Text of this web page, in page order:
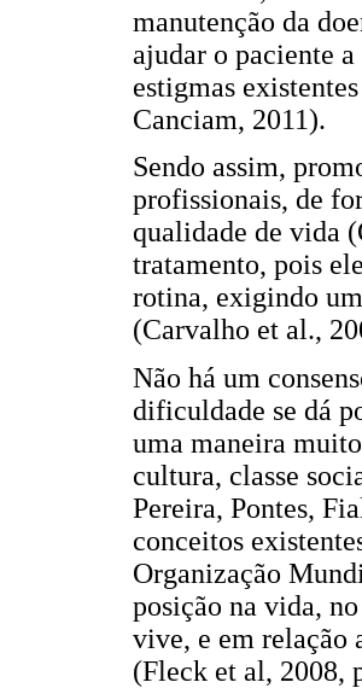
manutenção da
ajudar o paciente
estigmas
Canciam, 2011).
Sendo assim,
profissionais, de
qualidade de vida
tratamento, pois
rotina, exigindo
(Carvalho et al.,
Não há um
dificuldade se dá
uma maneira
cultura, classe
Pereira, Pontes,
conceitos
Organização
posição na vida,
vive, e em relação
(Fleck et al, 2008,